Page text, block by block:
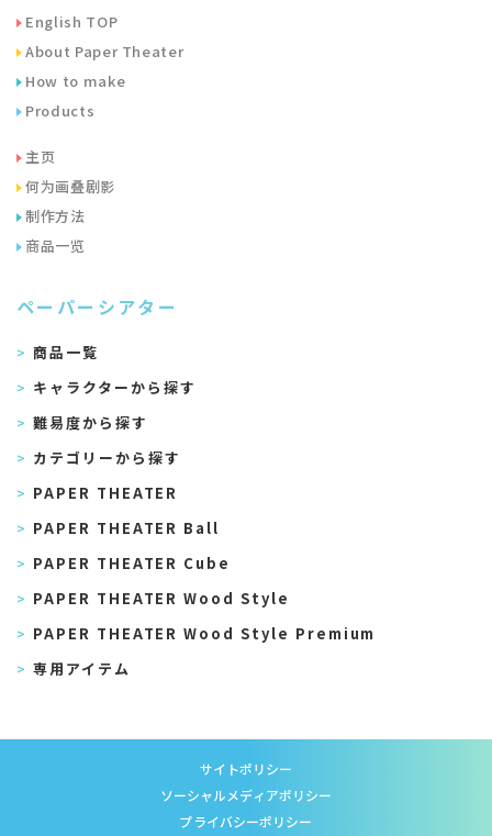
English TOP
About Paper Theater
How to make
Products
主页
何为画叠剧影
制作方法
商品一览
ペーパーシアター
商品一覧
キャラクターから探す
難易度から探す
カテゴリーから探す
PAPER THEATER
PAPER THEATER Ball
PAPER THEATER Cube
PAPER THEATER Wood Style
PAPER THEATER Wood Style Premium
専用アイテム
サイトポリシー
ソーシャルメディアポリシー
プライバシーポリシー